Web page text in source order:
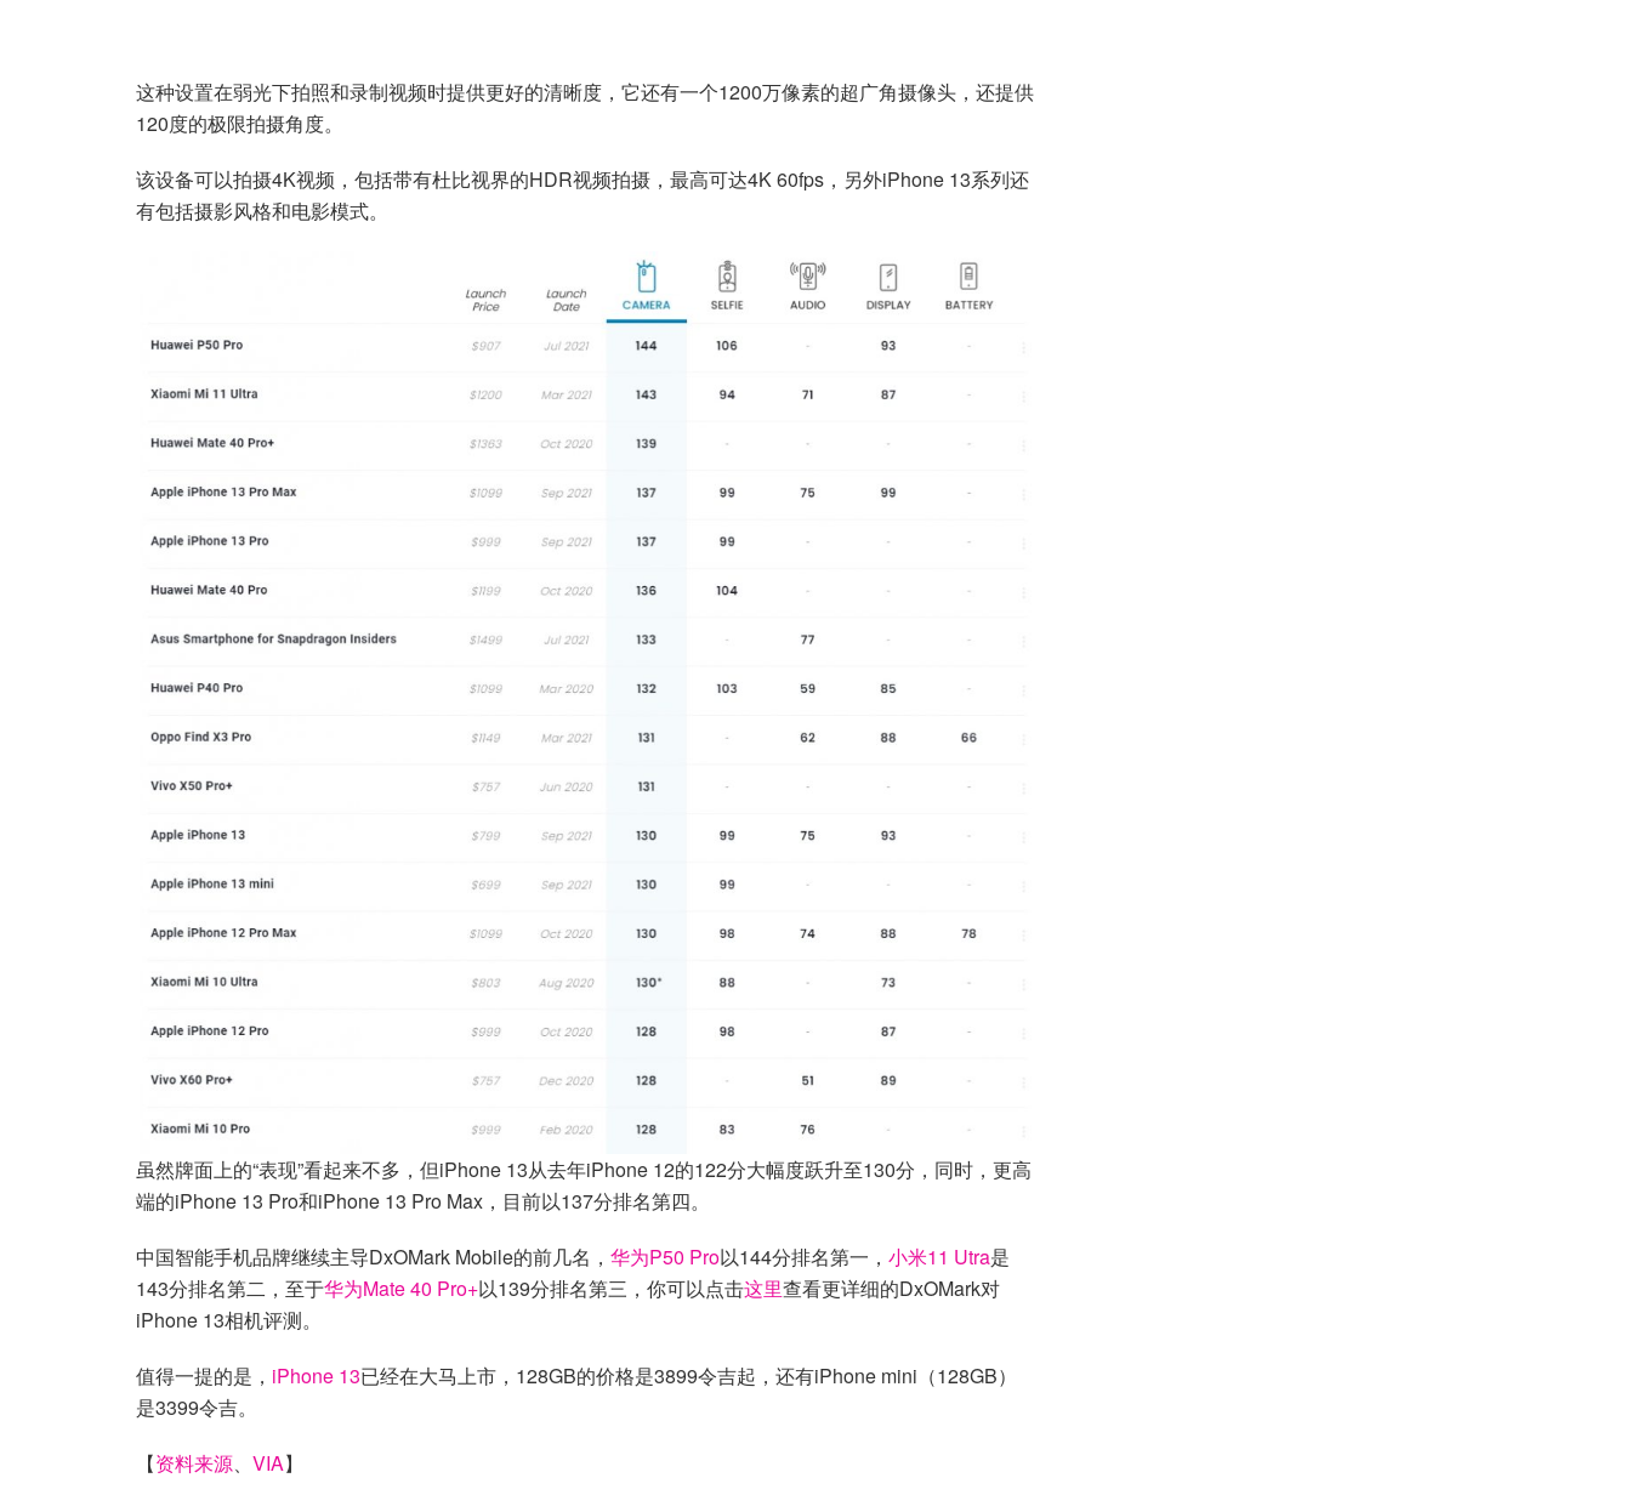
这种设置在弱光下拍照和录制视频时提供更好的清晰度，它还有一个1200万像素的超广角摄像头，还提供
120度的极限拍摄角度。
该设备可以拍摄4K视频，包括带有杜比视界的HDR视频拍摄，最高可达4K 60fps，另外iPhone 13系列还
有包括摄影风格和电影模式。
虽然牌面上的“表现”看起来不多，但iPhone 13从去年iPhone 12的122分大幅度跃升至130分，同时，更高
端的iPhone 13 Pro和iPhone 13 Pro Max，目前以137分排名第四。
中国智能手机品牌继续主导DxOMark Mobile的前几名， 华为P50 Pro以144分排名第一， 小米11 Utra是
143分排名第二，至于华为Mate 40 Pro+以139分排名第三，你可以点击这里查看更详细的DxOMark对
iPhone 13相机评测。
值得一提的是， iPhone 13已经在大马上市，128GB的价格是3899令吉起，还有iPhone mini（128GB）
是3399令吉。
【资料来源、 VIA】